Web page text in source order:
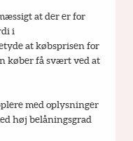
at der er for
i
at købsprisen for
køber få svært ved at
med oplysninger
høj belåningsgrad